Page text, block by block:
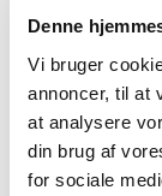
Denne
Vi bruger
annoncer, til at
at analysere
din brug af
for sociale
Dette hold er